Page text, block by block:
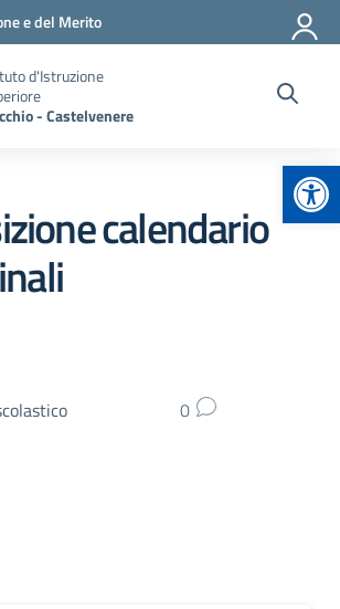
e del Merito
d'Istruzione
- Castelvenere
calendario
0